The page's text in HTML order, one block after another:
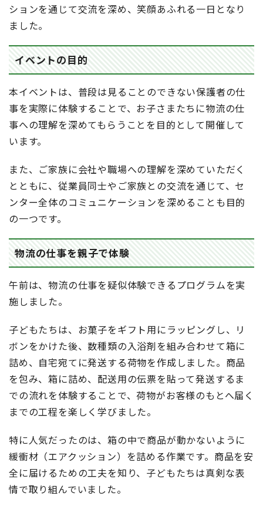
ションを通じて交流を深め、笑顔あふれる一日となり
ました。
イベントの目的
本イベントは、普段は見ることのできない保護者の仕
事を実際に体験することで、お子さまたちに物流の仕
事への理解を深めてもらうことを目的として開催して
います。
また、ご家族に会社や職場への理解を深めていただく
とともに、従業員同士やご家族との交流を通じて、セ
ンター全体のコミュニケーションを深めることも目的
の一つです。
物流の仕事を親子で体験
午前は、物流の仕事を疑似体験できるプログラムを実
施しました。
子どもたちは、お菓子をギフト用にラッピングし、リ
ボンをかけた後、数種類の入浴剤を組み合わせて箱に
詰め、自宅宛てに発送する荷物を作成しました。商品
を包み、箱に詰め、配送用の伝票を貼って発送するま
での流れを体験することで、荷物がお客様のもとへ届く
までの工程を楽しく学びました。
特に人気だったのは、箱の中で商品が動かないように
緩衝材（エアクッション）を詰める作業です。商品を安
全に届けるための工夫を知り、子どもたちは真剣な表
情で取り組んでいました。